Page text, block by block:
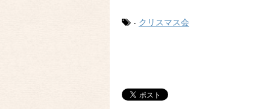
- クリスマス会